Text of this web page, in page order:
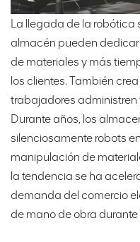
La llegada de la robótica
almacén pueden
de materiales y más
los clientes. También
trabajadores administren
Durante años, los
silenciosamente robots
manipulación de
la tendencia se ha
demanda del comercio
de mano de obra